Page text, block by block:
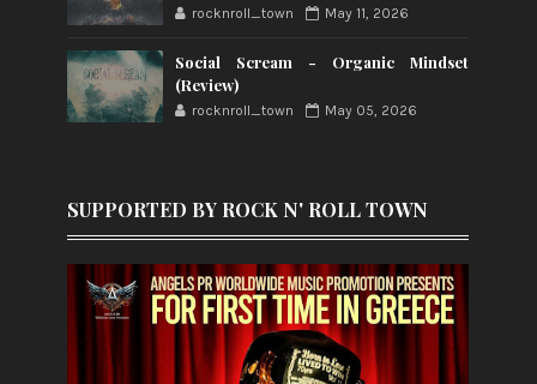
rocknroll_town May 11, 2026
Social Scream - Organic Mindset
(Review)
rocknroll_town May 05, 2026
SUPPORTED BY ROCK N' ROLL TOWN